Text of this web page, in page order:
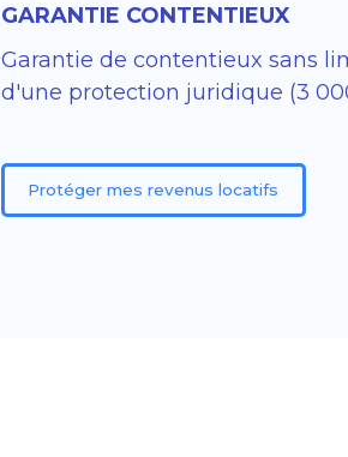
GARANTIE CONTENTIEUX
Garantie de contentieux sans
d'une protection juridique (3
Protéger mes revenus locatifs